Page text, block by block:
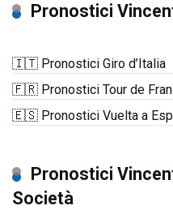
Pronostici
🇮🇹 Pronostici Giro d’Italia
🇫🇷 Pronostici Tour de
🇪🇸 Pronostici Vuelta a
Pronostici
Società